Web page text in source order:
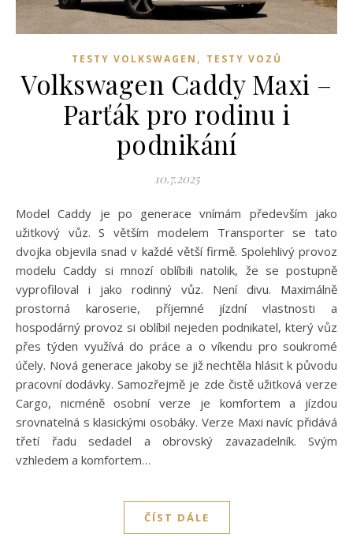
TESTY VOLKSWAGEN , TESTY VOZŮ
Volkswagen Caddy Maxi –
Parťák pro rodinu i
podnikání
10.7.2025
Model Caddy je po generace vnímám především jako
užitkový vůz. S větším modelem Transporter se tato
dvojka objevila snad v každé větší firmě. Spolehlivý provoz
modelu Caddy si mnozí oblíbili natolik, že se postupně
vyprofiloval i jako rodinný vůz. Není divu. Maximálně
prostorná karoserie, příjemné jízdní vlastnosti a
hospodárný provoz si oblíbil nejeden podnikatel, který vůz
přes týden využívá do práce a o víkendu pro soukromé
účely. Nová generace jakoby se již nechtěla hlásit k původu
pracovní dodávky. Samozřejmě je zde čistě užitková verze
Cargo, nicméně osobní verze je komfortem a jízdou
srovnatelná s klasickými osobáky. Verze Maxi navíc přidává
třetí řadu sedadel a obrovský zavazadelník. Svým
vzhledem a komfortem…
ČÍST DÁLE